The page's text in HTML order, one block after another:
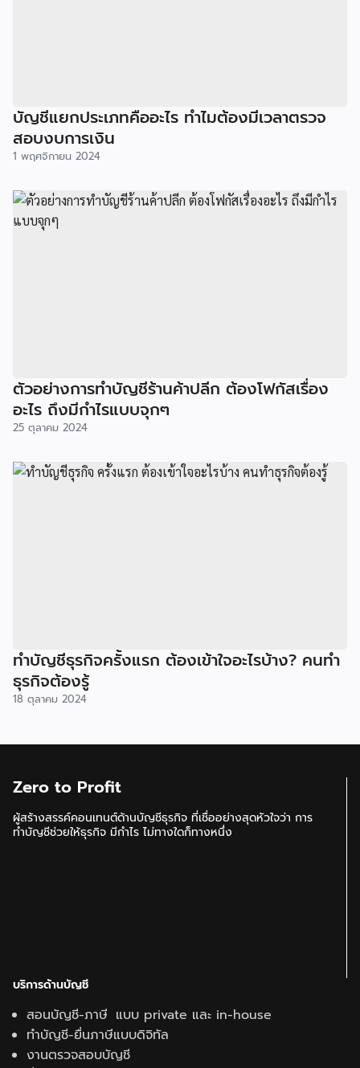
บัญชีแยกประเภทคืออะไร ทำไมต้องมีเวลาตรวจ
สอบงบการเงิน
1 พฤศจิกายน 2024
ตัวอย่างการทำบัญชีร้านค้าปลีก ต้องโฟกัสเรื่อง
อะไร ถึงมีกำไรแบบจุกๆ
25 ตุลาคม 2024
ทำบัญชีธุรกิจครั้งแรก ต้องเข้าใจอะไรบ้าง? คนทำ
ธุรกิจต้องรู้
18 ตุลาคม 2024
Zero to Profit
ผู้สร้างสรรค์คอนเทนต์ด้านบัญชีธุรกิจ ที่เชื่ออย่างสุดหัวใจว่า การ
ทำบัญชีช่วยให้ธุรกิจ มีกำไร ไม่ทางใดก็ทางหนึ่ง
บริการด้านบัญชี
สอนบัญชี-ภาษี แบบ private และ in-house
ทำบัญชี-ยื่นภาษีแบบดิจิทัล
งานตรวจสอบบัญชี